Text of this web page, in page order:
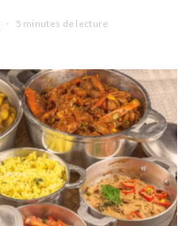
5 minutes de lecture